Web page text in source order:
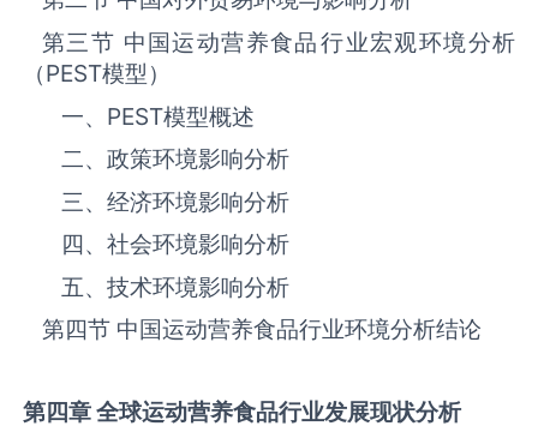
第三节 中国运动营养食品‌‌‌行业宏观环境分析
（PEST模型）
一、 PEST模型概述
二、政策环境影响分析
三、‌‌‌经济环境影响分析
四、社会环境影响分析
五、技术环境影响分析
第四节 中国运动营养食品‌‌‌行业环境分析结论
第四章 全球运动营养食品行业发展现状分析